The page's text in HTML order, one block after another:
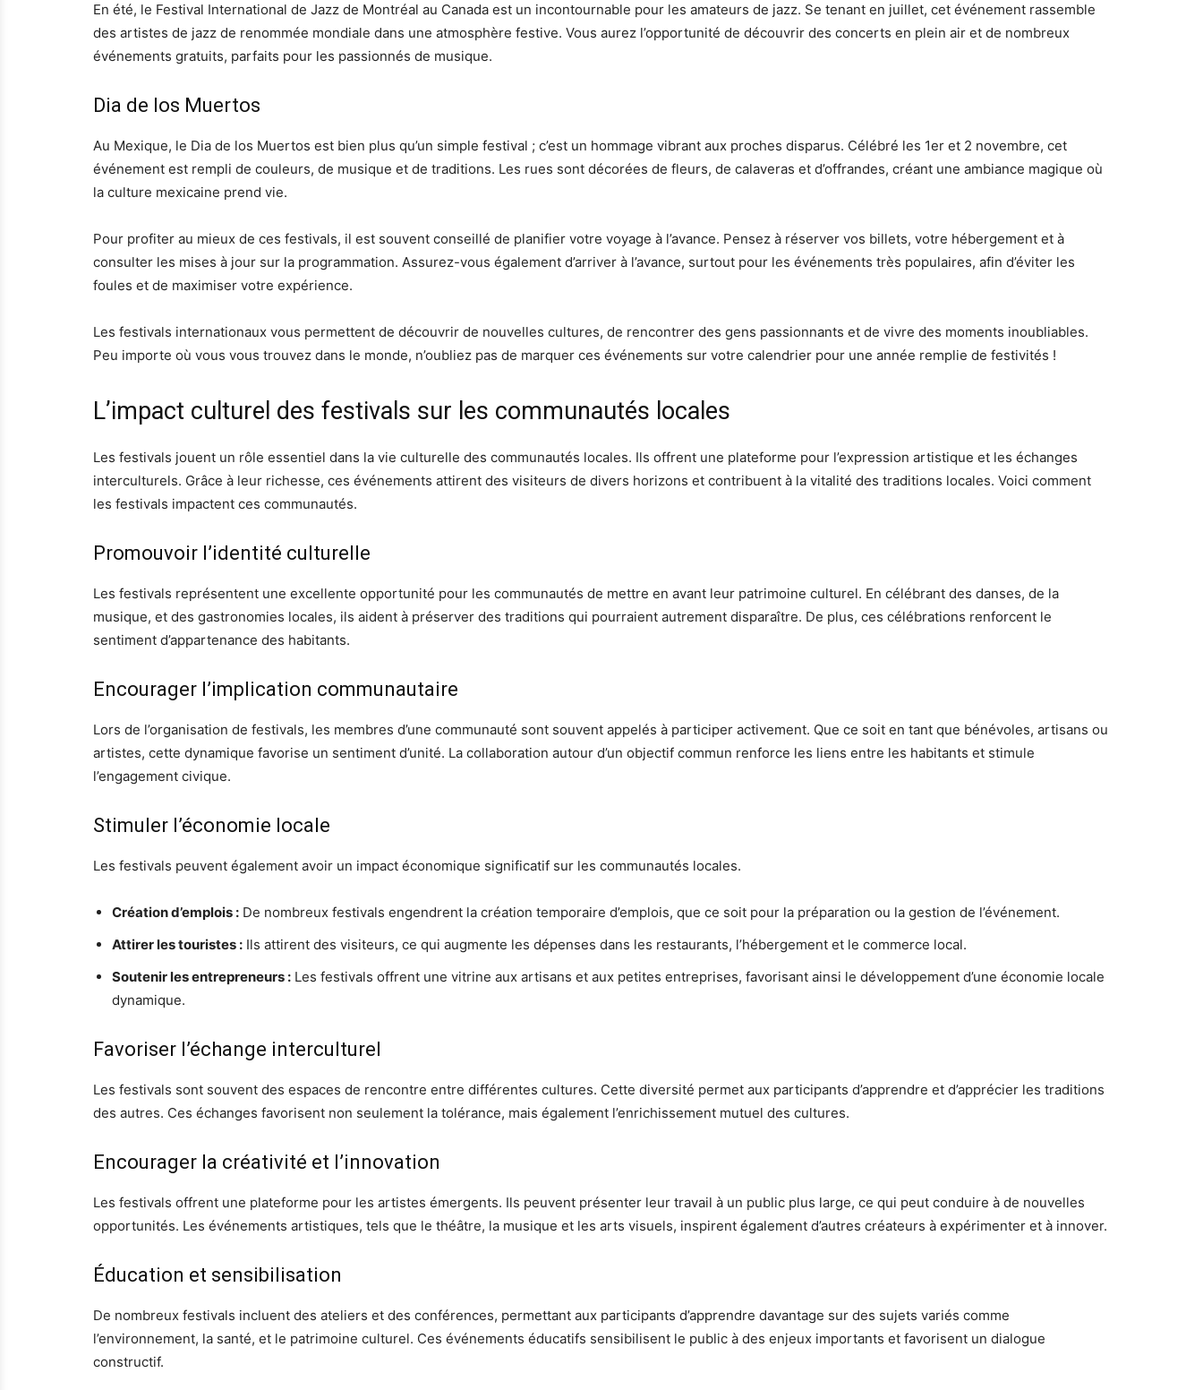
En été, le Festival International de Jazz de Montréal au Canada est un incontournable pour les amateurs de jazz. Se tenant en juillet, cet événement rassemble
des artistes de jazz de renommée mondiale dans une atmosphère festive. Vous aurez l’opportunité de découvrir des concerts en plein air et de nombreux
événements gratuits, parfaits pour les passionnés de musique.
Dia de los Muertos
Au Mexique, le Dia de los Muertos est bien plus qu’un simple festival ; c’est un hommage vibrant aux proches disparus. Célébré les 1er et 2 novembre, cet
événement est rempli de couleurs, de musique et de traditions. Les rues sont décorées de fleurs, de calaveras et d’offrandes, créant une ambiance magique où
la culture mexicaine prend vie.
Pour profiter au mieux de ces festivals, il est souvent conseillé de planifier votre voyage à l’avance. Pensez à réserver vos billets, votre hébergement et à
consulter les mises à jour sur la programmation. Assurez-vous également d’arriver à l’avance, surtout pour les événements très populaires, afin d’éviter les
foules et de maximiser votre expérience.
Les festivals internationaux vous permettent de découvrir de nouvelles cultures, de rencontrer des gens passionnants et de vivre des moments inoubliables.
Peu importe où vous vous trouvez dans le monde, n’oubliez pas de marquer ces événements sur votre calendrier pour une année remplie de festivités !
L’impact culturel des festivals sur les communautés locales
Les festivals jouent un rôle essentiel dans la vie culturelle des communautés locales. Ils offrent une plateforme pour l’expression artistique et les échanges
interculturels. Grâce à leur richesse, ces événements attirent des visiteurs de divers horizons et contribuent à la vitalité des traditions locales. Voici comment
les festivals impactent ces communautés.
Promouvoir l’identité culturelle
Les festivals représentent une excellente opportunité pour les communautés de mettre en avant leur patrimoine culturel. En célébrant des danses, de la
musique, et des gastronomies locales, ils aident à préserver des traditions qui pourraient autrement disparaître. De plus, ces célébrations renforcent le
sentiment d’appartenance des habitants.
Encourager l’implication communautaire
Lors de l’organisation de festivals, les membres d’une communauté sont souvent appelés à participer activement. Que ce soit en tant que bénévoles, artisans ou
artistes, cette dynamique favorise un sentiment d’unité. La collaboration autour d’un objectif commun renforce les liens entre les habitants et stimule
l’engagement civique.
Stimuler l’économie locale
Les festivals peuvent également avoir un impact économique significatif sur les communautés locales.
Création d’emplois : De nombreux festivals engendrent la création temporaire d’emplois, que ce soit pour la préparation ou la gestion de l’événement.
Attirer les touristes : Ils attirent des visiteurs, ce qui augmente les dépenses dans les restaurants, l’hébergement et le commerce local.
Soutenir les entrepreneurs : Les festivals offrent une vitrine aux artisans et aux petites entreprises, favorisant ainsi le développement d’une économie locale
dynamique.
Favoriser l’échange interculturel
Les festivals sont souvent des espaces de rencontre entre différentes cultures. Cette diversité permet aux participants d’apprendre et d’apprécier les traditions
des autres. Ces échanges favorisent non seulement la tolérance, mais également l’enrichissement mutuel des cultures.
Encourager la créativité et l’innovation
Les festivals offrent une plateforme pour les artistes émergents. Ils peuvent présenter leur travail à un public plus large, ce qui peut conduire à de nouvelles
opportunités. Les événements artistiques, tels que le théâtre, la musique et les arts visuels, inspirent également d’autres créateurs à expérimenter et à innover.
Éducation et sensibilisation
De nombreux festivals incluent des ateliers et des conférences, permettant aux participants d’apprendre davantage sur des sujets variés comme
l’environnement, la santé, et le patrimoine culturel. Ces événements éducatifs sensibilisent le public à des enjeux importants et favorisent un dialogue
constructif.